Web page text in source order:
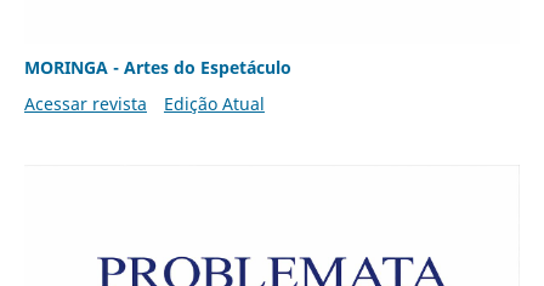
MORINGA - Artes do Espetáculo
Acessar revista
Edição Atual